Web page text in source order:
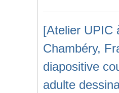
[Atelier UPIC
Chambéry,
diapositive
adulte